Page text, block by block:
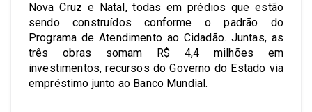
Nova Cruz e Natal, todas em prédios que estão
sendo construídos conforme o padrão do
Programa de Atendimento ao Cidadão. Juntas, as
três obras somam R$ 4,4 milhões em
investimentos, recursos do Governo do Estado via
empréstimo junto ao Banco Mundial.